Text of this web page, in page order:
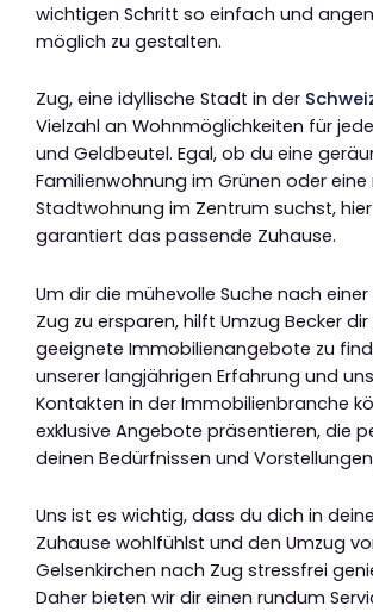
wichtigen Schritt so einfach und
möglich zu gestalten.
Zug, eine idyllische Stadt in der
Vielzahl an Wohnmöglichkeiten für
und Geldbeutel. Egal, ob du eine
Familienwohnung im Grünen oder
Stadtwohnung im Zentrum suchst,
garantiert das passende Zuhause.
Um dir die mühevolle Suche nach
Zug zu ersparen, hilft Umzug Becker
geeignete Immobilienangebote zu
unserer langjährigen Erfahrung und
Kontakten in der Immobilienbranche
exklusive Angebote präsentieren, die
deinen Bedürfnissen und
Uns ist es wichtig, dass du dich in
Zuhause wohlfühlst und den Umzug
Gelsenkirchen nach Zug stressfrei
Daher bieten wir dir einen rundum